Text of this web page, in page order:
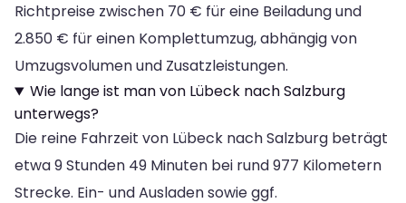
Richtpreise zwischen 70 € für eine Beiladung und
2.850 € für einen Komplettumzug, abhängig von
Umzugsvolumen und Zusatzleistungen.
Wie lange ist man von Lübeck nach Salzburg
unterwegs?
Die reine Fahrzeit von Lübeck nach Salzburg beträgt
etwa 9 Stunden 49 Minuten bei rund 977 Kilometern
Strecke. Ein- und Ausladen sowie ggf.